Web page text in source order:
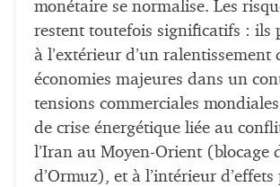
monétaire se normalise. Les
restent toutefois significatifs : ils
à l’extérieur d’un ralentissement
économies majeures dans un
tensions commerciales
de crise énergétique liée au
l’Iran au Moyen-Orient (blocage
d’Ormuz), et à l’intérieur d’effets